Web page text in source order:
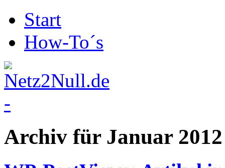
Start
How-To´s
Archiv für Januar 2012